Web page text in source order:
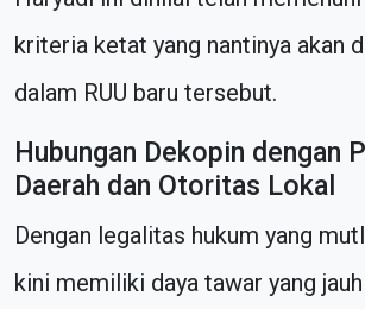
kriteria ketat yang nantinya akan
dalam RUU baru tersebut.
Hubungan Dekopin dengan
Daerah dan Otoritas Lokal
Dengan legalitas hukum yang
kini memiliki daya tawar yang